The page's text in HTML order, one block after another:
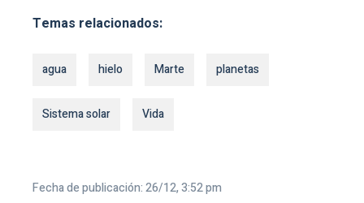
Temas relacionados:
agua hielo Marte planetas
Sistema solar Vida
Fecha de publicación: 26/12, 3:52 pm